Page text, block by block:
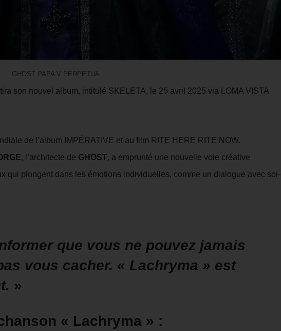
GHOST PAPA V PERPETUA
son nouvel album, intitulé SKELETA, le 25 avril 2025 via LOMA VISTA
de l’album IMPÉRATIVE et au film RITE HERE RITE NOW.
, l’architecte de GHOST, a emprunté une nouvelle voie créative
qui plongent dans les émotions individuelles, comme un dialogue avec soi-
que vous ne pouvez jamais
vous cacher. « Lachryma » est
»
« Lachryma » :